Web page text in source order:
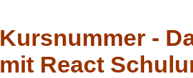
Kursnummer -
mit React